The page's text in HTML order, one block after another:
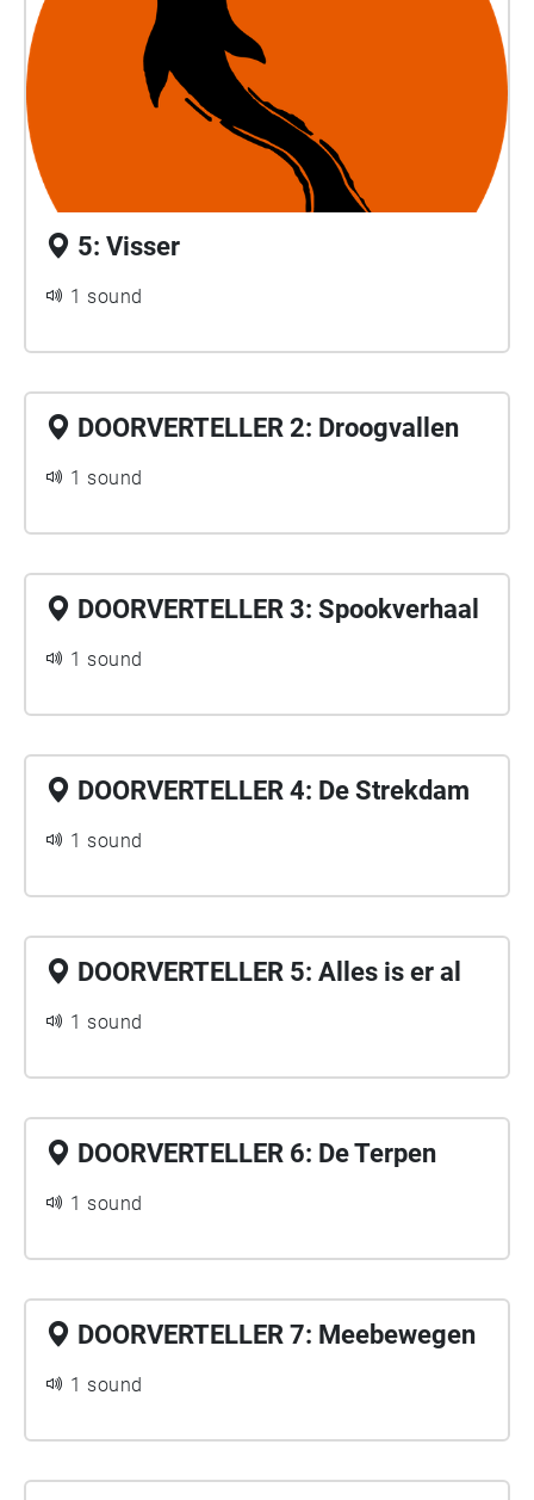
5: Visser
1 sound
DOORVERTELLER 2: Droogvallen
1 sound
DOORVERTELLER 3: Spookverhaal
1 sound
DOORVERTELLER 4: De Strekdam
1 sound
DOORVERTELLER 5: Alles is er al
1 sound
DOORVERTELLER 6: De Terpen
1 sound
DOORVERTELLER 7: Meebewegen
1 sound